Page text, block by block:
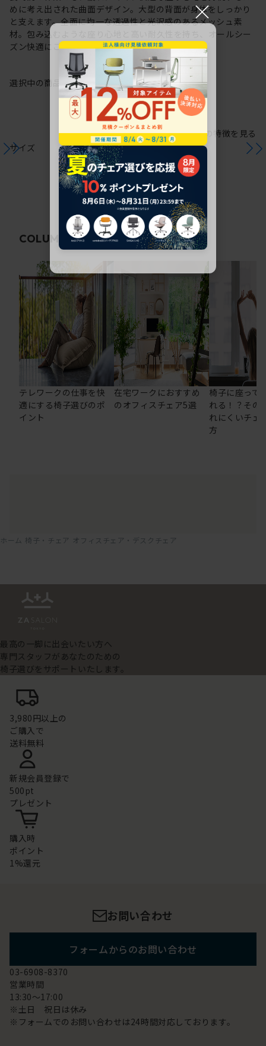
めに考え出された曲面デザイン。大型の背面が身体をしっかり
と支えます。全面に均一な透過性と光沢感のあるメッシュ素
材。包み込むような座り心地と高い耐久性を持ち、オールシー
ズン快適にご使用いただけます。
選択中の商品情報保証 注意事項
サイズ
シリーズの特徴を見る
COLUMN 関連コラム
テレワークの仕事を快
適にする椅子選びのポ
イント
在宅ワークにおすすめ
のオフィスチェア5選
椅子に座って
れる！？その
れにくいチェ
方
ホーム 椅子・チェア オフィスチェア・デスクチェア
最高の一脚に出会いたい方へ
専門スタッフがあなたのための
椅子選びをサポートいたします。
3,980円以上の
ご購入で
送料無料
新規会員登録で
500pt
プレゼント
購入時
ポイント
1%還元
お問い合わせ
フォームからのお問い合わせ
03-6908-8370
営業時間
13:30～17:00
※土日 祝日は休み
※フォームでのお問い合わせは24時間対応しております。
×